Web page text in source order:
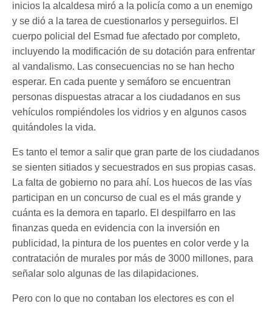
inicios la alcaldesa miró a la policía como a un enemigo
y se dió a la tarea de cuestionarlos y perseguirlos. El
cuerpo policial del Esmad fue afectado por completo,
incluyendo la modificación de su dotación para enfrentar
al vandalismo. Las consecuencias no se han hecho
esperar. En cada puente y semáforo se encuentran
personas dispuestas atracar a los ciudadanos en sus
vehículos rompiéndoles los vidrios y en algunos casos
quitándoles la vida.
Es tanto el temor a salir que gran parte de los ciudadanos
se sienten sitiados y secuestrados en sus propias casas.
La falta de gobierno no para ahí. Los huecos de las vías
participan en un concurso de cual es el más grande y
cuánta es la demora en taparlo. El despilfarro en las
finanzas queda en evidencia con la inversión en
publicidad, la pintura de los puentes en color verde y la
contratación de murales por más de 3000 millones, para
señalar solo algunas de las dilapidaciones.
Pero con lo que no contaban los electores es con el